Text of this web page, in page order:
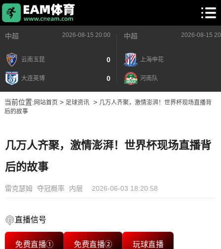
中超 2026-08-15 20:00
云南玉昆 0
大连英博 0
中超 2026-08-15
上海申花
河南队
当前位置: 网站首页> 足球资讯> 几万人齐聚，激情澎湃！世界杯现场直播背
后的故事
几万人齐聚，激情澎湃！世界杯现场直播背
后的故事
雷克瑟姆 夺冠概率 内层 2026-06-03 18:20:58
直播信号
免费直播① 免费直播② 玩球直播